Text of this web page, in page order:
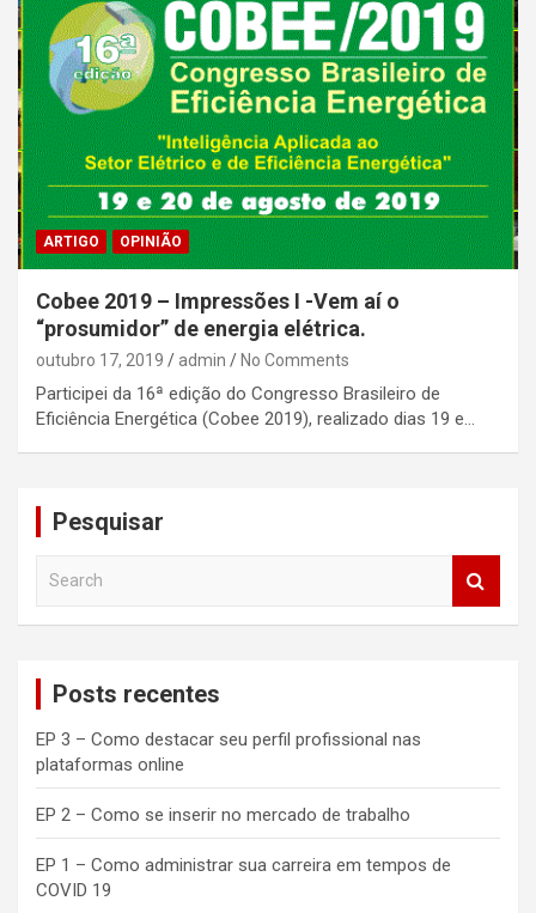
ARTIGO OPINIÃO
Cobee 2019 – Impressões I -Vem aí o
“prosumidor” de energia elétrica.
outubro 17, 2019 admin No Comments
Participei da 16ª edição do Congresso Brasileiro de
Eficiência Energética (Cobee 2019), realizado dias 19 e…
Pesquisar
Posts recentes
EP 3 – Como destacar seu perfil profissional nas
plataformas online
EP 2 – Como se inserir no mercado de trabalho
EP 1 – Como administrar sua carreira em tempos de
COVID 19